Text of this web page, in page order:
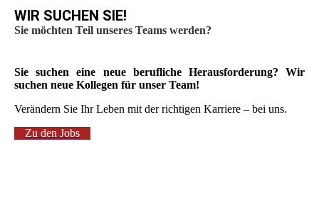
WIR SUCHEN SIE!
Sie möchten Teil unseres Teams werden?
Sie suchen eine neue berufliche Herausforderung? Wir
suchen neue Kollegen für unser Team!
Verändern Sie Ihr Leben mit der richtigen Karriere – bei uns.
Zu den Jobs